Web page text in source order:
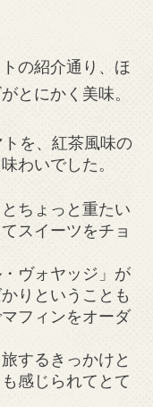
の紹介通り、ほ
とにかく美味。
を、紅茶風味の
わいでした。
ちょっと重たい
スイーツをチョ
ヴォヤッジ」が
りということも
フィンをオーダ
するきっかけと
感じられてとて